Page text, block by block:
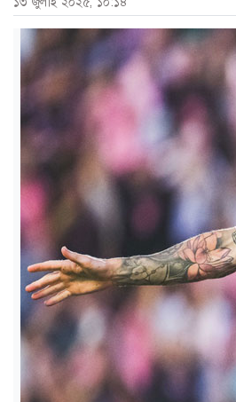
ধর্ম
ও
জীবন
মতামত
রাজধানী
আইন-
আদালত
ক্যাম্পাস
আজকের
পত্রিকা